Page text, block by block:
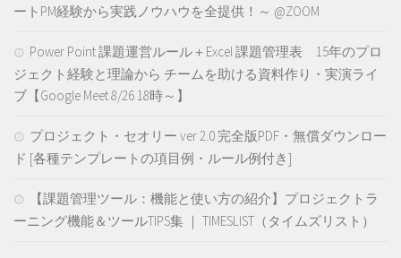
ートPM経験から実践ノウハウを全提供！～ @ZOOM
Power Point 課題運営ルール＋Excel 課題管理表 15年のプロ
ジェクト経験と理論から チームを助ける資料作り・実演ライ
ブ【Google Meet 8/26 18時～】
プロジェクト・セオリー ver 2.0 完全版PDF・無償ダウンロー
ド [各種テンプレートの項目例・ルール例付き]
【課題管理ツール：機能と使い方の紹介】プロジェクトラ
ーニング機能＆ツールTIPS集 ｜ TIMESLIST（タイムズリスト）